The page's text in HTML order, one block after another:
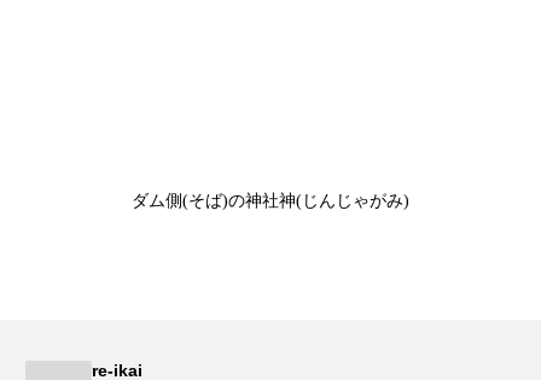
ダム側(そば)の神社神(じんじゃがみ)
re-ikai